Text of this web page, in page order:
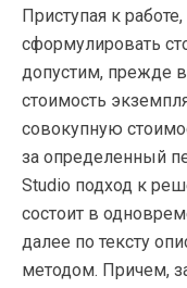
Приступая к
сформулировать
допустим, прежде
стоимость
совокупную
за определенный
Studio подход к
состоит в
далее по тексту
методом. Причем,